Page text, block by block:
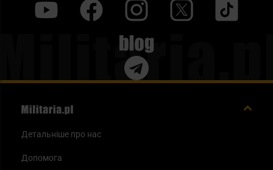
Blog
Детальніше про нас
Допомога